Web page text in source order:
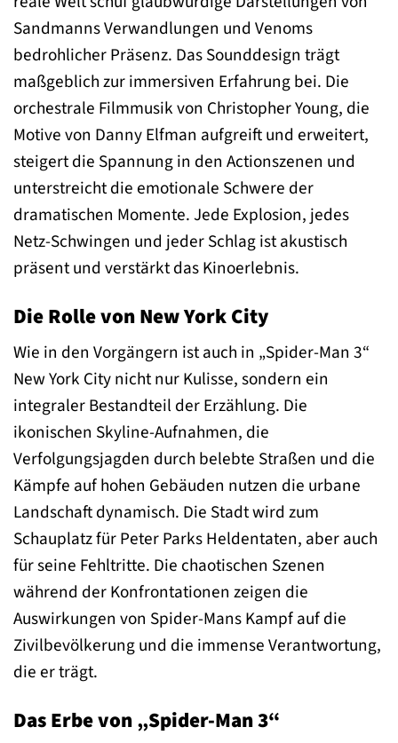
Sandmanns Verwandlungen und Venoms
bedrohlicher Präsenz. Das Sounddesign trägt
maßgeblich zur immersiven Erfahrung bei. Die
orchestrale Filmmusik von Christopher Young, die
Motive von Danny Elfman aufgreift und erweitert,
steigert die Spannung in den Actionszenen und
unterstreicht die emotionale Schwere der
dramatischen Momente. Jede Explosion, jedes
Netz-Schwingen und jeder Schlag ist akustisch
präsent und verstärkt das Kinoerlebnis.
Die Rolle von New York City
Wie in den Vorgängern ist auch in „Spider-Man 3“
New York City nicht nur Kulisse, sondern ein
integraler Bestandteil der Erzählung. Die
ikonischen Skyline-Aufnahmen, die
Verfolgungsjagden durch belebte Straßen und die
Kämpfe auf hohen Gebäuden nutzen die urbane
Landschaft dynamisch. Die Stadt wird zum
Schauplatz für Peter Parks Heldentaten, aber auch
für seine Fehltritte. Die chaotischen Szenen
während der Konfrontationen zeigen die
Auswirkungen von Spider-Mans Kampf auf die
Zivilbevölkerung und die immense Verantwortung,
die er trägt.
Das Erbe von „Spider-Man 3“